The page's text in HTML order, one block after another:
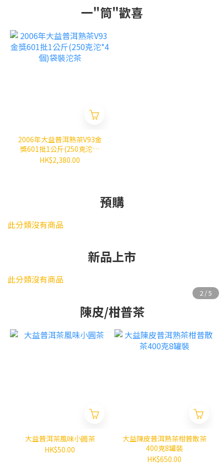
一"筒"歡喜
2006年大益普洱熟茶V93金
獎601批1公斤(250克沱*4
個)袋裝沱茶
HK$2,380.00
預購
此分類沒有商品
新品上市
此分類沒有商品
陳皮/柑普茶
大益普洱茶風味小圓茶
HK$50.00
大益陳皮普洱熟茶柑普散茶
400克8罐裝
HK$650.00